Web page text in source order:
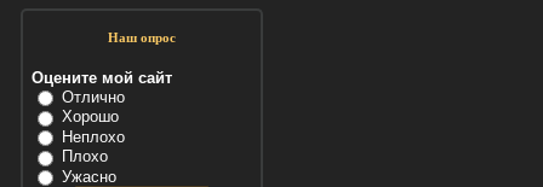
Наш опрос
Оцените мой сайт
Отлично
Хорошо
Неплохо
Плохо
Ужасно